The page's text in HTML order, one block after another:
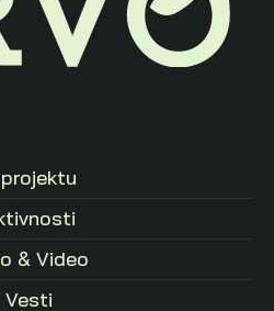
& Video
Vesti